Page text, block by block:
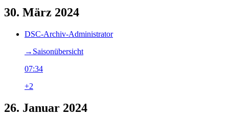
30. März 2024
DSC-Archiv-Administrator
→‎Saisonübersicht
07:34
+2
26. Januar 2024